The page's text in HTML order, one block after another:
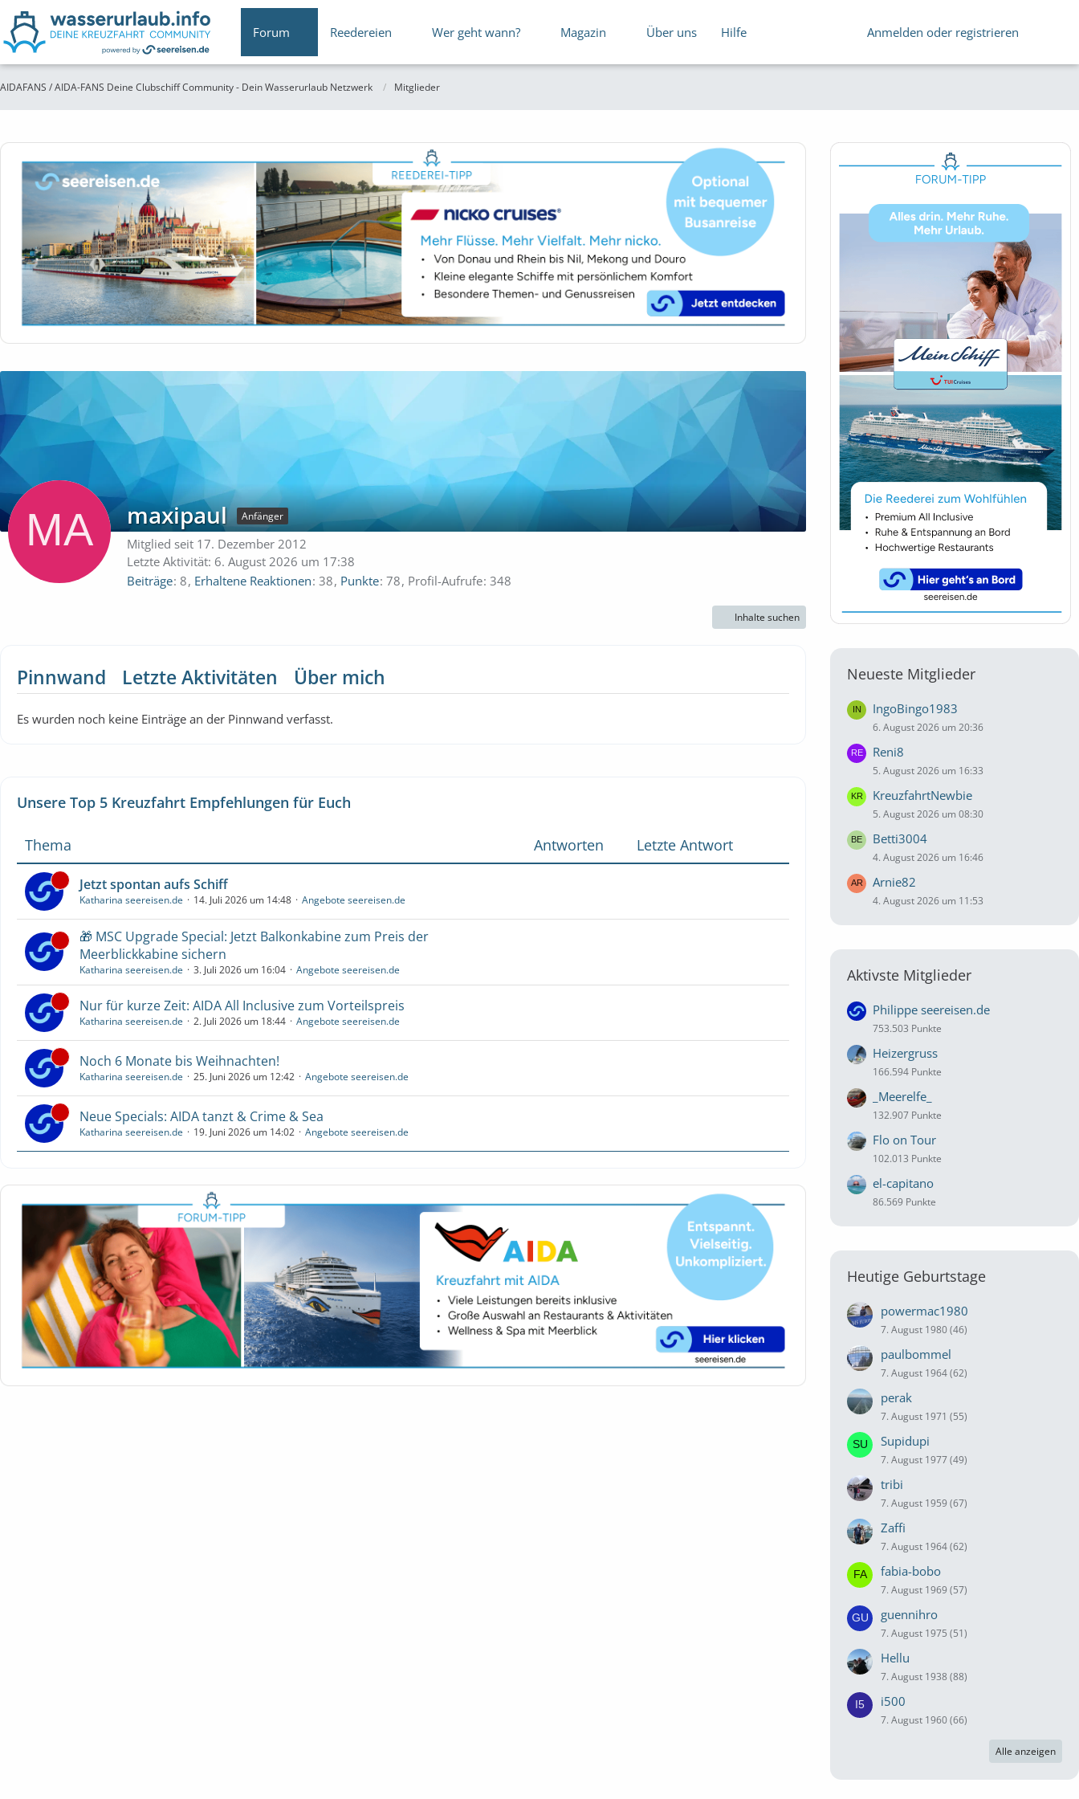
Forum Reedereien Wer geht wann? Magazin Über uns Hilfe Anmelden oder registrieren
AIDAFANS / AIDA-FANS Deine Clubschiff Community - Dein Wasserurlaub Netzwerk Mitglieder
maxipaul Anfänger
Mitglied seit 17. Dezember 2012
Letzte Aktivität: 6. August 2026 um 17:38
Beiträge 8 Erhaltene Reaktionen 38 Punkte 78 Profil-Aufrufe 348
Inhalte suchen
Pinnwand Letzte Aktivitäten Über mich
Es wurden noch keine Einträge an der Pinnwand verfasst.
Unsere Top 5 Kreuzfahrt Empfehlungen für Euch
Thema Antworten Letzte Antwort
Jetzt spontan aufs Schiff
Katharina seereisen.de 14. Juli 2026 um 14:48 Angebote seereisen.de
🎁 MSC Upgrade Special: Jetzt Balkonkabine zum Preis der
Meerblickkabine sichern
Katharina seereisen.de 3. Juli 2026 um 16:04 Angebote seereisen.de
Nur für kurze Zeit: AIDA All Inclusive zum Vorteilspreis
Katharina seereisen.de 2. Juli 2026 um 18:44 Angebote seereisen.de
Noch 6 Monate bis Weihnachten!
Katharina seereisen.de 25. Juni 2026 um 12:42 Angebote seereisen.de
Neue Specials: AIDA tanzt & Crime & Sea
Katharina seereisen.de 19. Juni 2026 um 14:02 Angebote seereisen.de
Neueste Mitglieder
IngoBingo1983
6. August 2026 um 20:36
Reni8
5. August 2026 um 16:33
KreuzfahrtNewbie
5. August 2026 um 08:30
Betti3004
4. August 2026 um 16:46
Arnie82
4. August 2026 um 11:53
Aktivste Mitglieder
Philippe seereisen.de
753.503 Punkte
Heizergruss
166.594 Punkte
_Meerelfe_
132.907 Punkte
Flo on Tour
102.013 Punkte
el-capitano
86.569 Punkte
Heutige Geburtstage
powermac1980
7. August 1980 (46)
paulbommel
7. August 1964 (62)
perak
7. August 1971 (55)
Supidupi
7. August 1977 (49)
tribi
7. August 1959 (67)
Zaffi
7. August 1964 (62)
fabia-bobo
7. August 1969 (57)
guennihro
7. August 1975 (51)
Hellu
7. August 1938 (88)
i500
7. August 1960 (66)
Alle anzeigen